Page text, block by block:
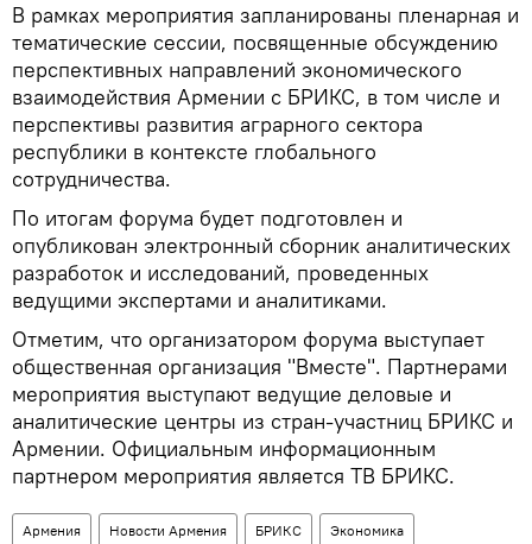
В рамках мероприятия запланированы пленарная и
тематические сессии, посвященные обсуждению
перспективных направлений экономического
взаимодействия Армении с БРИКС, в том числе и
перспективы развития аграрного сектора
республики в контексте глобального
сотрудничества.
По итогам форума будет подготовлен и
опубликован электронный сборник аналитических
разработок и исследований, проведенных
ведущими экспертами и аналитиками.
Отметим, что организатором форума выступает
общественная организация "Вместе". Партнерами
мероприятия выступают ведущие деловые и
аналитические центры из стран-участниц БРИКС и
Армении. Официальным информационным
партнером мероприятия является ТВ БРИКС.
Армения Новости Армения БРИКС Экономика